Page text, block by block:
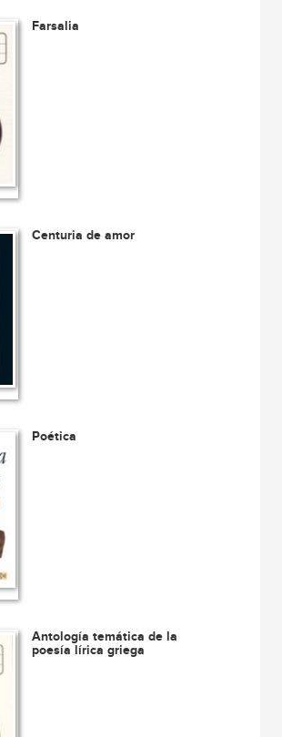
Farsalia
Centuria de amor
Poética
Antología temática de la
poesía lírica griega